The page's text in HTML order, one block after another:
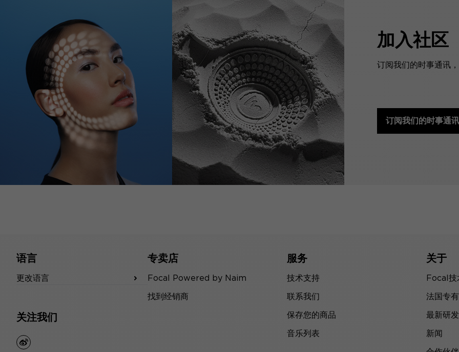
加入社区
订阅我们的时事通讯
订阅我们的时事通讯
语言
更改语言
关注我们
weibo
专卖店
Focal Powered by Naim
找到经销商
服务
技术支持
联系我们
保存您的商品
音乐列表
关于
Focal技
法国专
最新研发
新闻